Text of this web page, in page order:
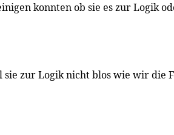
konnten ob sie es zur Logik
sie zur Logik nicht blos wie wir die